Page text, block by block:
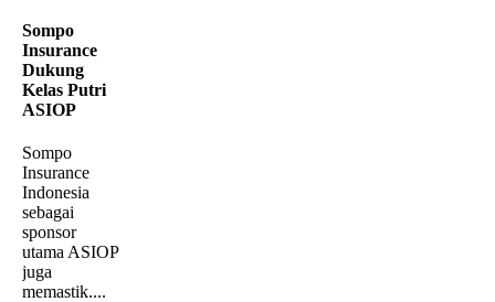
Sompo
Insurance
Dukung
Kelas Putri
ASIOP
Sompo
Insurance
Indonesia
sebagai
sponsor
utama ASIOP
juga
memastik....